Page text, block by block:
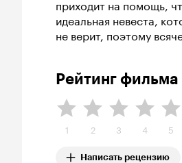
приходит на помощь,
идеальная невеста,
не верит, поэтому
Рейтинг фильма
1 2 3 4 5
Написать рецензию